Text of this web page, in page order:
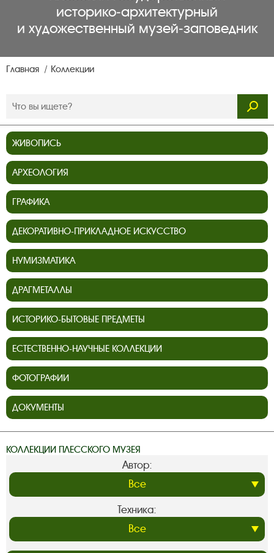
историко‑архитектурный
и художественный музей‑заповедник
Главная Коллекции
ЖИВОПИСЬ
АРХЕОЛОГИЯ
ГРАФИКА
ДЕКОРАТИВНО-ПРИКЛАДНОЕ ИСКУССТВО
НУМИЗМАТИКА
ДРАГМЕТАЛЛЫ
ИСТОРИКО-БЫТОВЫЕ ПРЕДМЕТЫ
ЕСТЕСТВЕННО-НАУЧНЫЕ КОЛЛЕКЦИИ
ФОТОГРАФИИ
ДОКУМЕНТЫ
КОЛЛЕКЦИИ ПЛЕССКОГО МУЗЕЯ
Автор:
Техника: